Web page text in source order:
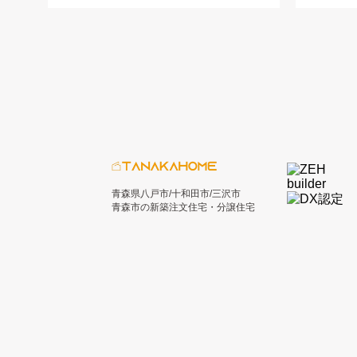
青森県八戸市/十和田市/三沢市
青森市の新築注文住宅・分譲住宅